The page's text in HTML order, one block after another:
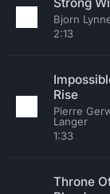
Bjorn
2:13
Rise
Pierre
Langer
1:33
Throne